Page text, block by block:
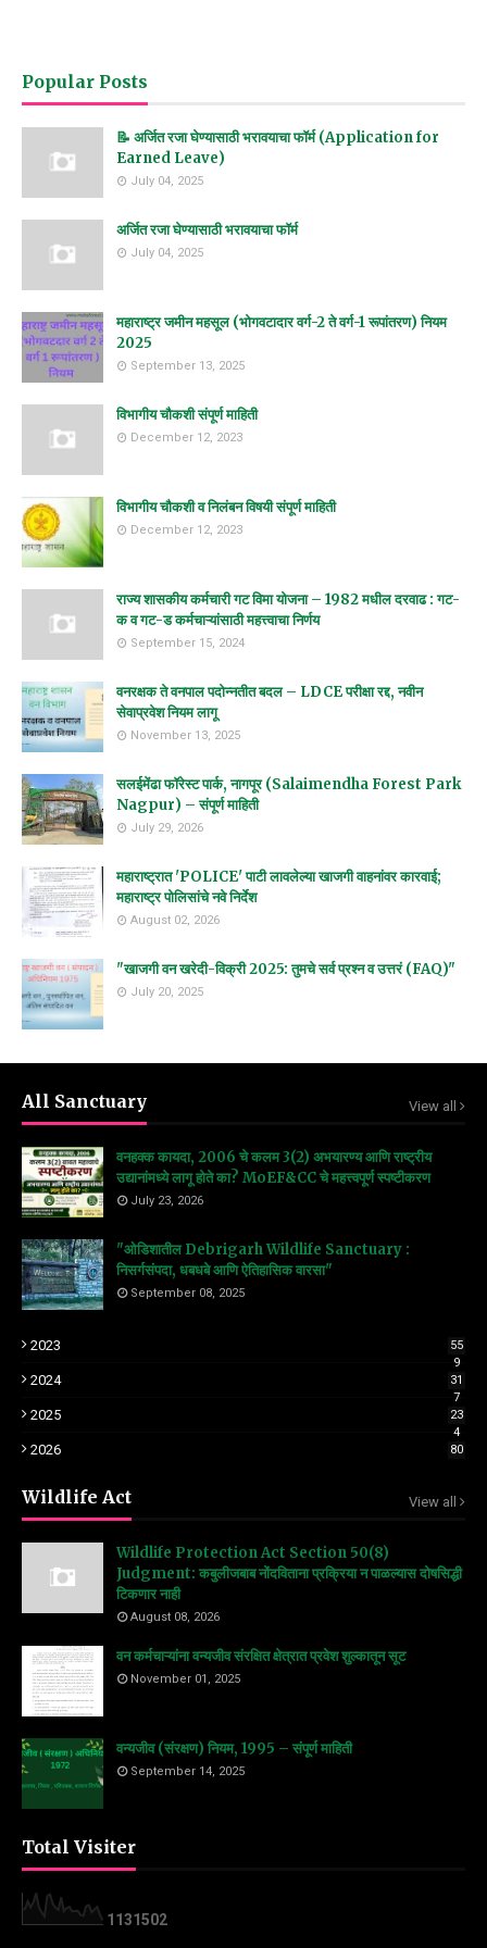
Popular Posts
📝 अर्जित रजा घेण्यासाठी भरावयाचा फॉर्म (Application for
Earned Leave)
July 04, 2025
अर्जित रजा घेण्यासाठी भरावयाचा फॉर्म
July 04, 2025
महाराष्ट्र जमीन महसूल (भोगवटादार वर्ग-2 ते वर्ग-1 रूपांतरण) नियम
2025
September 13, 2025
विभागीय चौकशी संपूर्ण माहिती
December 12, 2023
विभागीय चौकशी व निलंबन विषयी संपूर्ण माहिती
December 12, 2023
राज्य शासकीय कर्मचारी गट विमा योजना – 1982 मधील दरवाढ : गट-
क व गट-ड कर्मचाऱ्यांसाठी महत्त्वाचा निर्णय
September 15, 2024
वनरक्षक ते वनपाल पदोन्नतीत बदल – LDCE परीक्षा रद्द, नवीन
सेवाप्रवेश नियम लागू
November 13, 2025
सलईमेंढा फॉरेस्ट पार्क, नागपूर (Salaimendha Forest Park
Nagpur) – संपूर्ण माहिती
July 29, 2026
महाराष्ट्रात 'POLICE' पाटी लावलेल्या खाजगी वाहनांवर कारवाई;
महाराष्ट्र पोलिसांचे नवे निर्देश
August 02, 2026
"खाजगी वन खरेदी-विक्री 2025: तुमचे सर्व प्रश्न व उत्तरं (FAQ)"
July 20, 2025
All Sanctuary View all
वनहक्क कायदा, 2006 चे कलम 3(2) अभयारण्य आणि राष्ट्रीय
उद्यानांमध्ये लागू होते का? MoEF&CC चे महत्त्वपूर्ण स्पष्टीकरण
July 23, 2026
"ओडिशातील Debrigarh Wildlife Sanctuary :
निसर्गसंपदा, धबधबे आणि ऐतिहासिक वारसा"
September 08, 2025
2023
55
9
2024
31
7
2025
23
4
2026 80
Wildlife Act View all
Wildlife Protection Act Section 50(8)
Judgment: कबुलीजबाब नोंदविताना प्रक्रिया न पाळल्यास दोषसिद्धी
टिकणार नाही
August 08, 2026
वन कर्मचाऱ्यांना वन्यजीव संरक्षित क्षेत्रात प्रवेश शुल्कातून सूट
November 01, 2025
वन्यजीव (संरक्षण) नियम, 1995 – संपूर्ण माहिती
September 14, 2025
Total Visiter
1 131502